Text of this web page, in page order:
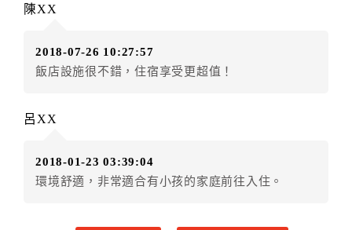
（提出申辦日為保留起算日）
店客滿，敬請及早計畫，如逾時未提出申辦，視同無條
件放棄訂單（住宿權益）。 （限原訂飯店使用）
得辦理取消退款。
．訂單異動後，訂單費用總計小於原訂單費用總計時，
陳XX
2018-07-26 10:27:57
飯店設施很不錯，住宿享受更超值！
呂XX
2018-01-23 03:39:04
環境舒適，非常適合有小孩的家庭前往入住。